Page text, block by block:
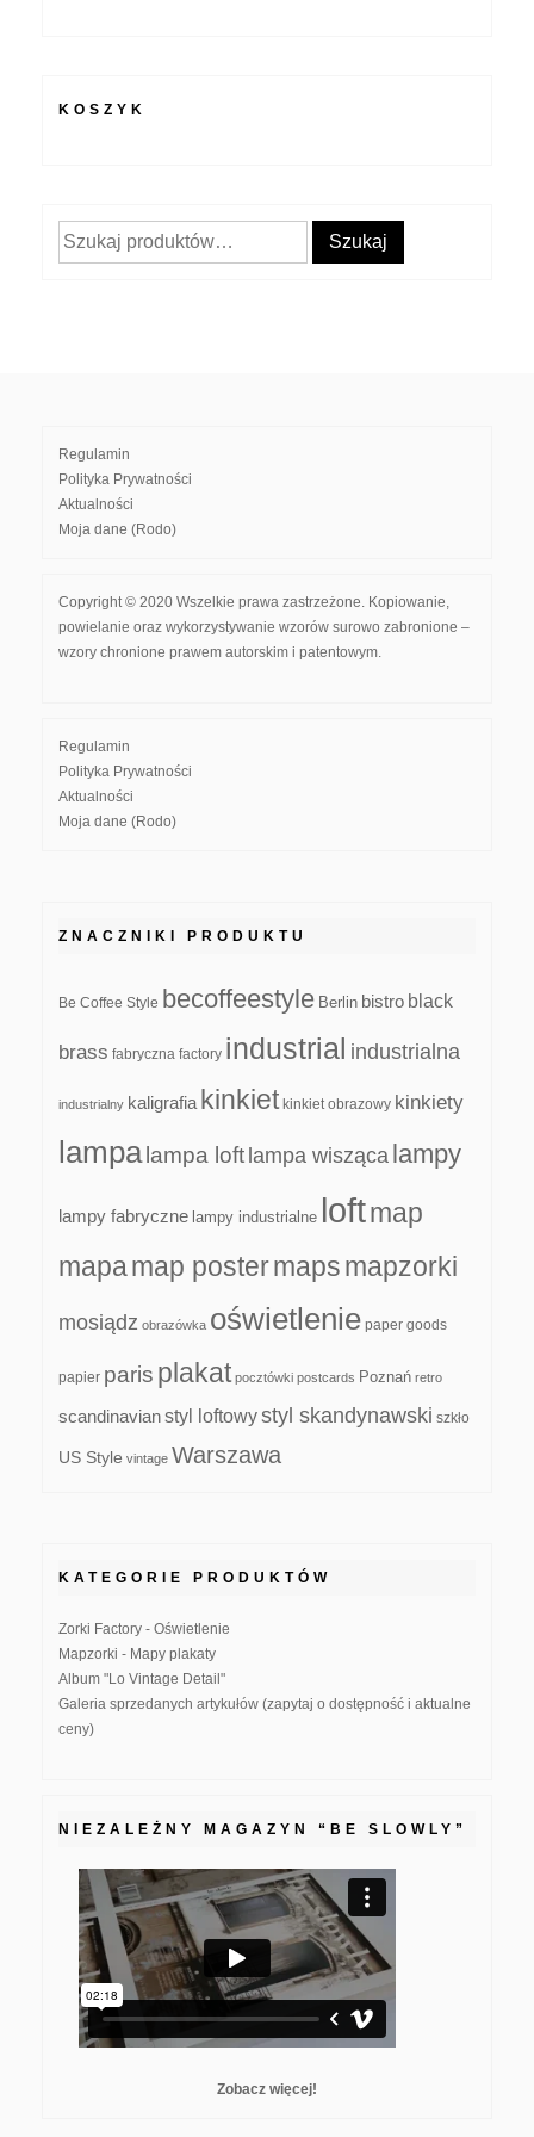
KOSZYK
Szukaj: Szukaj
Regulamin
Polityka Prywatności
Aktualności
Moja dane (Rodo)
Copyright © 2020 Wszelkie prawa zastrzeżone. Kopiowanie,
powielanie oraz wykorzystywanie wzorów surowo zabronione –
wzory chronione prawem autorskim i patentowym.
Regulamin
Polityka Prywatności
Aktualności
Moja dane (Rodo)
ZNACZNIKI PRODUKTU
Be Coffee Style becoffeestyle Berlin bistro black
brass fabryczna factory industrial industrialna
industrialny kaligrafia kinkiet kinkiet obrazowy kinkiety
lampa lampa loft lampa wisząca lampy
lampy fabryczne lampy industrialne loftmap
mapamap postermapsmapzorki
mosiądz obrazówka oświetlenie paper goods
papier paris plakat pocztówki postcards Poznań retro
scandinavianstyl loftowystyl skandynawski szkło
US Style vintage Warszawa
KATEGORIE PRODUKTÓW
Zorki Factory - Oświetlenie
Mapzorki - Mapy plakaty
Album "Lo Vintage Detail"
Galeria sprzedanych artykułów (zapytaj o dostępność i aktualne
ceny)
NIEZALEŻNY MAGAZYN “BE SLOWLY”
Zobacz więcej!